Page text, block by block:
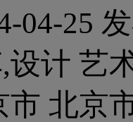
04-25
设计 艺
市 北京